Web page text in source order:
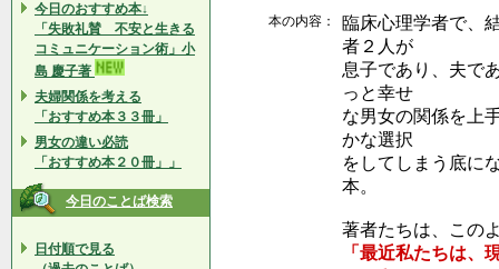
今日のおすすめ本↓
「失敗礼賛 不安と生きる
コミュニケーション術」小
島 慶子著
夫婦関係を考える
「おすすめ本３３冊」
男女の違い必読
「おすすめ本２０冊」」
今日のことば検索
日付順で見る
本の内容：
臨床心理学者で、
者２人が
息子であり、夫で
っと幸せ
な男女の関係を上
かな選択
をしてしまう底に
本。
著者たちは、この
「最近私たちは、